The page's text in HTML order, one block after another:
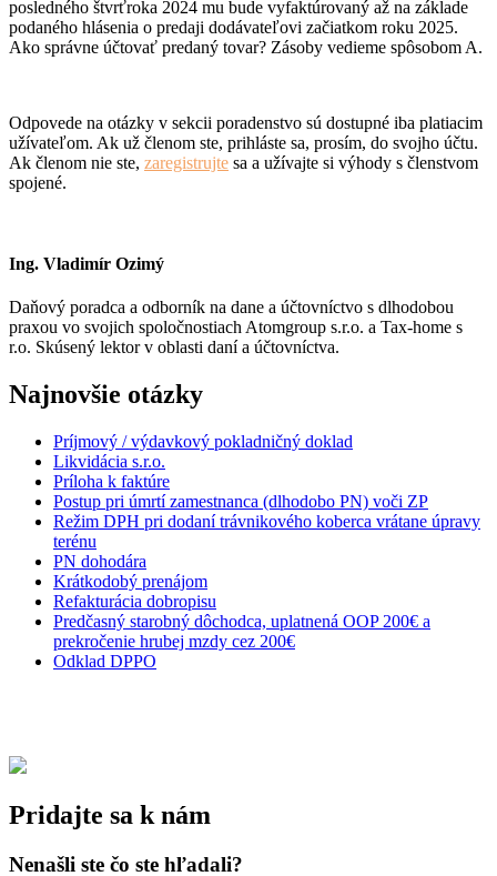
posledného štvrťroka 2024 mu bude vyfaktúrovaný až na základe
podaného hlásenia o predaji dodávateľovi začiatkom roku 2025.
Ako správne účtovať predaný tovar? Zásoby vedieme spôsobom A.
Odpovede na otázky v sekcii poradenstvo sú dostupné iba platiacim
užívateľom. Ak už členom ste, prihláste sa, prosím, do svojho účtu.
Ak členom nie ste, zaregistrujte sa a užívajte si výhody s členstvom
spojené.
Ing. Vladimír Ozimý
Daňový poradca a odborník na dane a účtovníctvo s dlhodobou
praxou vo svojich spoločnostiach Atomgroup s.r.o. a Tax-home s
r.o. Skúsený lektor v oblasti daní a účtovníctva.
Najnovšie otázky
Príjmový / výdavkový pokladničný doklad
Likvidácia s.r.o.
Príloha k faktúre
Postup pri úmrtí zamestnanca (dlhodobo PN) voči ZP
Režim DPH pri dodaní trávnikového koberca vrátane úpravy
terénu
PN dohodára
Krátkodobý prenájom
Refakturácia dobropisu
Predčasný starobný dôchodca, uplatnená OOP 200€ a
prekročenie hrubej mzdy cez 200€
Odklad DPPO
Pridajte sa k nám
Nenašli ste čo ste hľadali?